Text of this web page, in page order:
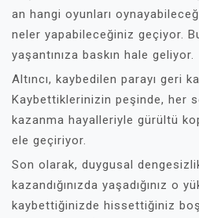
an hangi oyunları
neler yapabileceğiniz geçiyor.
yaşantınıza baskın hale geliyor.
Altıncı, kaybedilen parayı geri
Kaybettiklerinizin peşinde, her
kazanma hayalleriyle gürültü
ele geçiriyor.
Son olarak, duygusal
kazandığınızda yaşadığınız o
kaybettiğinizde hissettiğiniz